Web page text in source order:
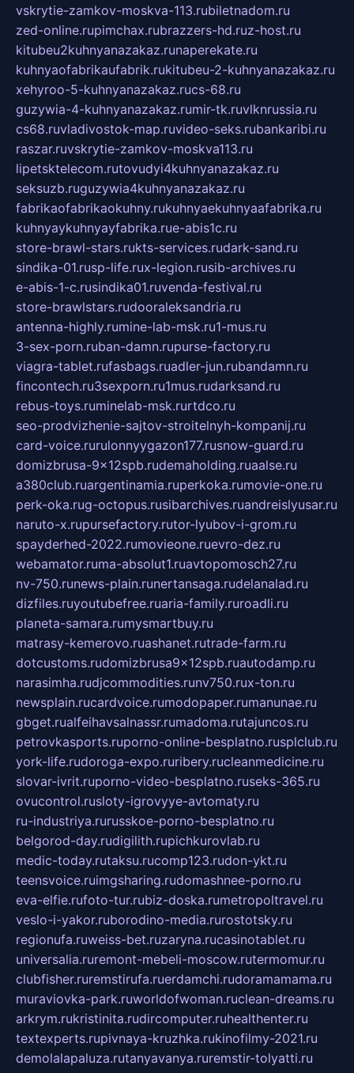
vskrytie-zamkov-moskva-113.rubiletnadom.ru
zed-online.rupimchax.rubrazzers-hd.ruz-host.ru
kitubeu2kuhnyanazakaz.runaperekate.ru
kuhnyaofabrikaufabrik.rukitubeu-2-kuhnyanazakaz.ru
xehyroo-5-kuhnyanazakaz.rucs-68.ru
guzywia-4-kuhnyanazakaz.rumir-tk.ruvlknrussia.ru
cs68.ruvladivostok-map.ruvideo-seks.rubankaribi.ru
raszar.ruvskrytie-zamkov-moskva113.ru
lipetsktelecom.rutovudyi4kuhnyanazakaz.ru
seksuzb.ruguzywia4kuhnyanazakaz.ru
fabrikaofabrikaokuhny.rukuhnyaekuhnyaafabrika.ru
kuhnyaykuhnyayfabrika.rue-abis1c.ru
store-brawl-stars.rukts-services.rudark-sand.ru
sindika-01.rusp-life.rux-legion.rusib-archives.ru
e-abis-1-c.rusindika01.ruvenda-festival.ru
store-brawlstars.rudooraleksandria.ru
antenna-highly.rumine-lab-msk.ru1-mus.ru
3-sex-porn.ruban-damn.rupurse-factory.ru
viagra-tablet.rufasbags.ruadler-jun.rubandamn.ru
fincontech.ru3sexporn.ru1mus.rudarksand.ru
rebus-toys.ruminelab-msk.rurtdco.ru
seo-prodvizhenie-sajtov-stroitelnyh-kompanij.ru
card-voice.rurulonnyygazon177.rusnow-guard.ru
domizbrusa-9x12spb.rudemaholding.ruaalse.ru
a380club.ruargentinamia.ruperkoka.rumovie-one.ru
perk-oka.rug-octopus.rusibarchives.ruandreislyusar.ru
naruto-x.rupursefactory.rutor-lyubov-i-grom.ru
spayderhed-2022.rumovieone.ruevro-dez.ru
webamator.ruma-absolut1.ruavtopomosch27.ru
nv-750.runews-plain.runertansaga.rudelanalad.ru
dizfiles.ruyoutubefree.ruaria-family.ruroadli.ru
planeta-samara.rumysmartbuy.ru
matrasy-kemerovo.ruashanet.rutrade-farm.ru
dotcustoms.rudomizbrusa9x12spb.ruautodamp.ru
narasimha.rudjcommodities.runv750.rux-ton.ru
newsplain.rucardvoice.rumodopaper.rumanunae.ru
gbget.rualfeihavsalnassr.rumadoma.rutajuncos.ru
petrovkasports.ruporno-online-besplatno.rusplclub.ru
york-life.rudoroga-expo.ruribery.rucleanmedicine.ru
slovar-ivrit.ruporno-video-besplatno.ruseks-365.ru
ovucontrol.rusloty-igrovyye-avtomaty.ru
ru-industriya.rurusskoe-porno-besplatno.ru
belgorod-day.rudigilith.rupichkurovlab.ru
medic-today.rutaksu.rucomp123.rudon-ykt.ru
teensvoice.ruimgsharing.rudomashnee-porno.ru
eva-elfie.rufoto-tur.rubiz-doska.rumetropoltravel.ru
veslo-i-yakor.ruborodino-media.rurostotsky.ru
regionufa.ruweiss-bet.ruzaryna.rucasinotablet.ru
universalia.ruremont-mebeli-moscow.rutermomur.ru
clubfisher.ruremstirufa.ruerdamchi.rudoramamama.ru
muraviovka-park.ruworldofwoman.ruclean-dreams.ru
arkrym.rukristinita.rudircomputer.ruhealthenter.ru
textexperts.rupivnaya-kruzhka.rukinofilmy-2021.ru
demolalapaluza.rutanyavanya.ruremstir-tolyatti.ru